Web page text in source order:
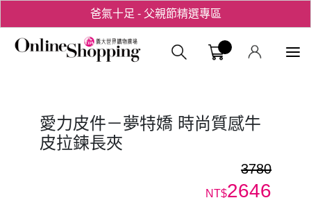
爸氣十足 - 父親節精選專區
用心愛你！七夕星選禮遇！義大購物
愛力皮件－夢特嬌 時尚質感牛
皮拉鍊長夾
3780
NT$2646